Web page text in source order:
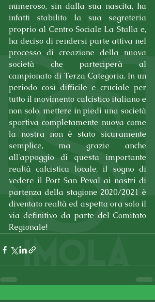
numeroso, sin dalla sua nascita, ha
infatti stabilito la sua segreteria
proprio al Centro Sociale La Stalla e,
ha deciso di rendersi parte attiva nel
processo di creazione della nuova
società che parteciperà al
campionato di Terza Categoria. In un
periodo così difficile e cruciale per
tutto il movimento calcistico italiano e
non solo, mettere in piedi una società
sportiva completamente nuova come
la nostra non è stato sicuramente
semplice, ma grazie anche
all'appoggio di questa importante
realtà calcistica locale, il sogno di
vedere il Port San Peval ai nastri di
partenza della stagione 2020/2021 è
diventato realtà ed aspetta ora solo il
via definitivo da parte del Comitato
Regionale!